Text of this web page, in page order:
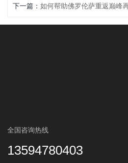
下一篇：
全国咨询热线
13594780403